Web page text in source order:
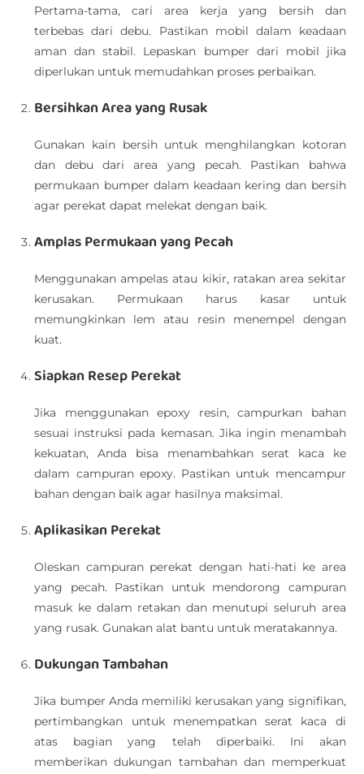
Pertama-tama, cari area kerja yang bersih dan
terbebas dari debu. Pastikan mobil dalam keadaan
aman dan stabil. Lepaskan bumper dari mobil jika
diperlukan untuk memudahkan proses perbaikan.
Bersihkan Area yang Rusak
Gunakan kain bersih untuk menghilangkan kotoran
dan debu dari area yang pecah. Pastikan bahwa
permukaan bumper dalam keadaan kering dan bersih
agar perekat dapat melekat dengan baik.
Amplas Permukaan yang Pecah
Menggunakan ampelas atau kikir, ratakan area sekitar
kerusakan. Permukaan harus kasar untuk
memungkinkan lem atau resin menempel dengan
kuat.
Siapkan Resep Perekat
Jika menggunakan epoxy resin, campurkan bahan
sesuai instruksi pada kemasan. Jika ingin menambah
kekuatan, Anda bisa menambahkan serat kaca ke
dalam campuran epoxy. Pastikan untuk mencampur
bahan dengan baik agar hasilnya maksimal.
Aplikasikan Perekat
Oleskan campuran perekat dengan hati-hati ke area
yang pecah. Pastikan untuk mendorong campuran
masuk ke dalam retakan dan menutupi seluruh area
yang rusak. Gunakan alat bantu untuk meratakannya.
Dukungan Tambahan
Jika bumper Anda memiliki kerusakan yang signifikan,
pertimbangkan untuk menempatkan serat kaca di
atas bagian yang telah diperbaiki. Ini akan
memberikan dukungan tambahan dan memperkuat